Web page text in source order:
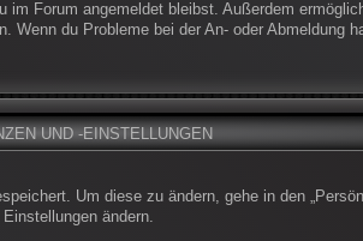
Forum angemeldet bleibst. Außerdem
Wenn du Probleme bei der An- oder Abmeldung
UND -EINSTELLUNGEN
Um diese zu ändern, gehe in den
ändern.